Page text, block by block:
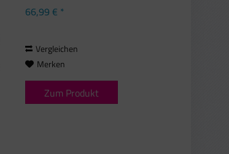
810 e, Primera LX 810 Series Dieses
66,99 € *
Vergleichen
Merken
Zum Produkt